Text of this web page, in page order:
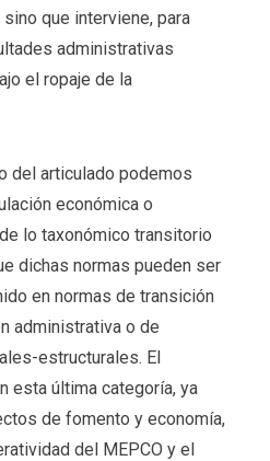
que interviene, para
administrativas
el ropaje de la
del articulado podemos
económica o
lo taxonómico transitorio
dichas normas pueden ser
en normas de transición
administrativa o de
estructurales. El
esta última categoría, ya
de fomento y economía,
del MEPCO y el